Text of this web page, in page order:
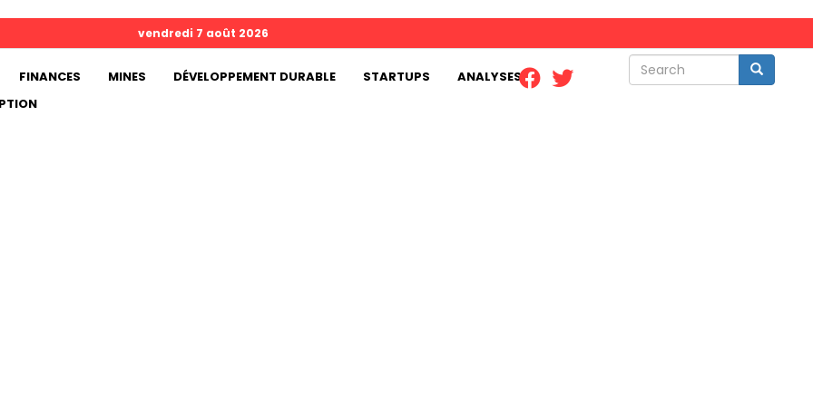
Search Search
vendredi 7 août 2026
FINANCES MINES DÉVELOPPEMENT DURABLE STARTUPS
ANALYSES